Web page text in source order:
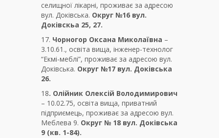
селищної лікарні, проживає за адресою
вул. Доківська. Округ №16 вул.
Доківскьа 25, 27.
17. Чорногор Оксана Миколаївна –
3.10.61., освіта вища, інженер-технолог
“Екмі-меблі”, проживає за адресою вул.
Доківська. Округ №17 вул. Доківська
26.
18. Олійник Олексій Володимирович
– 10.02.75, освіта вища, приватний
підприємець, проживає за адресою вул.
Меблева 9. Округ № 18 вул. Доківська
9 (кв. 1-84).